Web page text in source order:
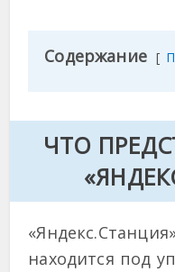
Содержание
ЧТО
находится под